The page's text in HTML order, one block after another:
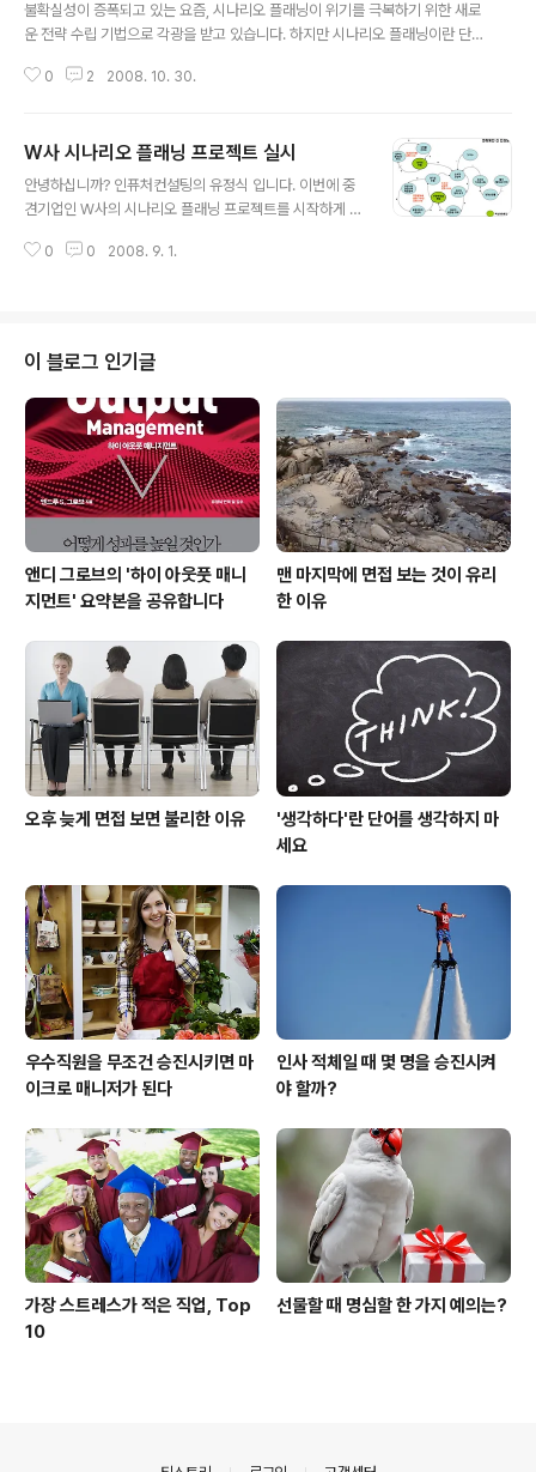
불확실성이 증폭되고 있는 요즘, 시나리오 플래닝이 위기를 극복하기 위한 새로
운 전략 수립 기법으로 각광을 받고 있습니다. 하지만 시나리오 플래닝이란 단
처컨설팅은 이러한 니즈에 부합하기 위해, 시나리오 플래닝 방법론 설명, 각종
금은 준비 중입니다. 11월 중에 1차로 완성된 베타 버전을 선보일 예정입니다.
어떤 내용으로 이 블로그가 채워졌으면 좋은지, 여러분의 의견을 기다리겠습니
다. 감사합니다. - 인퓨처컨설팅 대표 유정식 - office : 02-6007-2..
0 2 2008. 10. 30.
W사 시나리오 플래닝 프로젝트 실시
안녕하십니까? 인퓨처컨설팅의 유정식 입니다. 이번에 중
견기업인 W사의 시나리오 플래닝 프로젝트를 시작하게 됐
나리오를 대비하고 위기를 슬기롭게 이겨내기 위한 목적으
격적인 프로젝트로 이어지게 됐습니다. 본 시나리오 플래
닝 프로젝트는 약 8주간 계속되며, 대략 다음과 같은 일정
으로 진행됩니다.(보안상 세부 사항을 알려 드릴 수 없음을
양해 바랍니다.) Value Chian 및 역량 분석 --> 변화동인
규명 및 시나리오 수립 --> 시나리오 라이팅(Writing) --
> 대응 전략 방향 수립 ..
0 0 2008. 9. 1.
이 블로그 인기글
앤디 그로브의 '하이 아웃풋 매니
지먼트' 요약본을 공유합니다
맨 마지막에 면접 보는 것이 유리
한 이유
오후 늦게 면접 보면 불리한 이유
'생각하다'란 단어를 생각하지 마
세요
우수직원을 무조건 승진시키면 마
이크로 매니저가 된다
인사 적체일 때 몇 명을 승진시켜
야 할까?
가장 스트레스가 적은 직업, Top
10
선물할 때 명심할 한 가지 예의는?